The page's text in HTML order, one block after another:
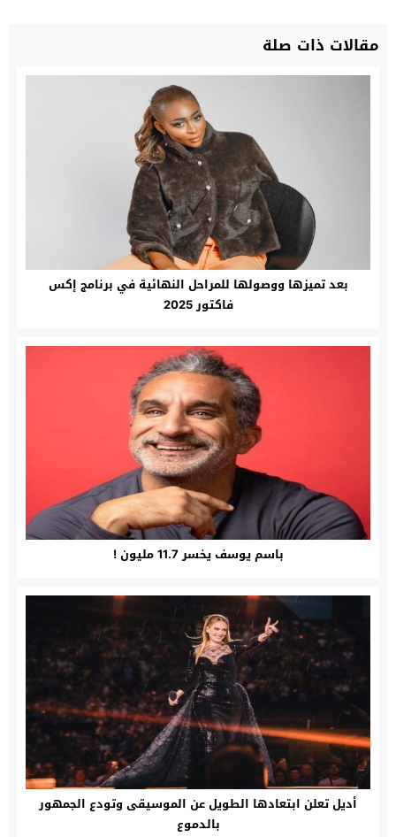
مقالات ذات صلة
بعد تميزها ووصولها للمراحل النهائية في برنامج إكس
فاكتور 2025
باسم يوسف يخسر 11.7 مليون !
أديل تعلن ابتعادها الطويل عن الموسيقى وتودع الجمهور
بالدموع